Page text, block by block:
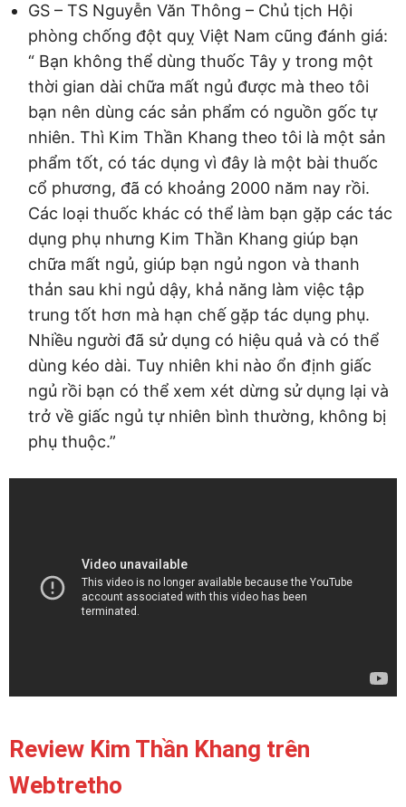
GS – TS Nguyễn Văn Thông – Chủ tịch Hội
phòng chống đột quỵ Việt Nam cũng đánh giá:
“ Bạn không thể dùng thuốc Tây y trong một
thời gian dài chữa mất ngủ được mà theo tôi
bạn nên dùng các sản phẩm có nguồn gốc tự
nhiên. Thì Kim Thần Khang theo tôi là một sản
phẩm tốt, có tác dụng vì đây là một bài thuốc
cổ phương, đã có khoảng 2000 năm nay rồi.
Các loại thuốc khác có thể làm bạn gặp các tác
dụng phụ nhưng Kim Thần Khang giúp bạn
chữa mất ngủ, giúp bạn ngủ ngon và thanh
thản sau khi ngủ dậy, khả năng làm việc tập
trung tốt hơn mà hạn chế gặp tác dụng phụ.
Nhiều người đã sử dụng có hiệu quả và có thể
dùng kéo dài. Tuy nhiên khi nào ổn định giấc
ngủ rồi bạn có thể xem xét dừng sử dụng lại và
trở về giấc ngủ tự nhiên bình thường, không bị
phụ thuộc.”
Review Kim Thần Khang trên
Webtretho